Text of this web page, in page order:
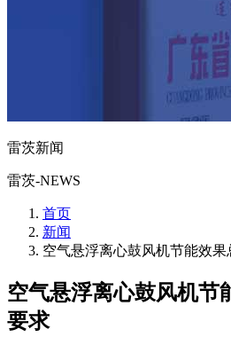
雷茨新闻
雷茨-NEWS
首页
新闻
空气悬浮离心鼓风机节能效
空气悬浮离心鼓风机节
要求